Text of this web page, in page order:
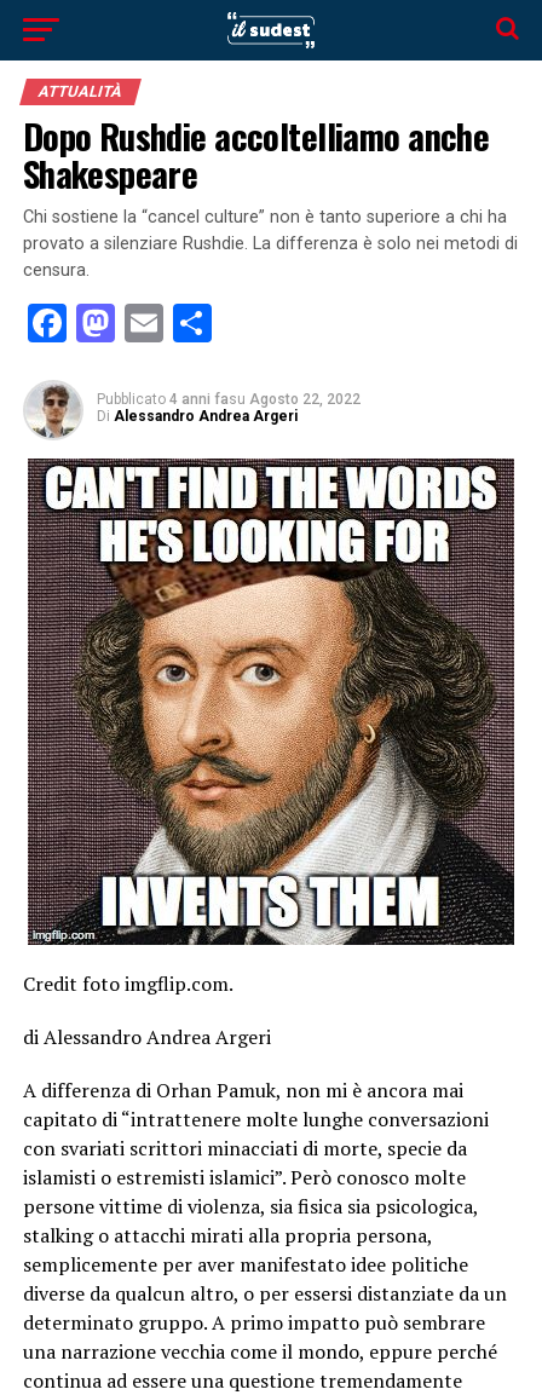
ATTUALITÀ
Dopo Rushdie accoltelliamo anche
Shakespeare
Chi sostiene la “cancel culture” non è tanto superiore a chi ha
provato a silenziare Rushdie. La differenza è solo nei metodi di
censura.
Facebook
Mastodon
EmailCondividi
Pubblicato 4 anni fasu Agosto 22, 2022
Di Alessandro Andrea Argeri
Credit foto imgflip.com.
di Alessandro Andrea Argeri
A differenza di Orhan Pamuk, non mi è ancora mai
capitato di “intrattenere molte lunghe conversazioni
con svariati scrittori minacciati di morte, specie da
islamisti o estremisti islamici”. Però conosco molte
persone vittime di violenza, sia fisica sia psicologica,
stalking o attacchi mirati alla propria persona,
semplicemente per aver manifestato idee politiche
diverse da qualcun altro, o per essersi distanziate da un
determinato gruppo. A primo impatto può sembrare
una narrazione vecchia come il mondo, eppure perché
continua ad essere una questione tremendamente